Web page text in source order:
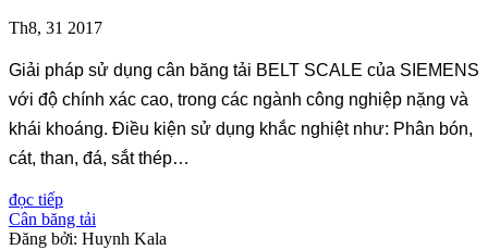
Th8, 31 2017
Giải pháp sử dụng cân băng tải BELT SCALE của SIEMENS
với độ chính xác cao, trong các ngành công nghiệp nặng và
khái khoáng. Điều kiện sử dụng khắc nghiệt như: Phân bón,
cát, than, đá, sắt thép…
đọc tiếp
Cân băng tải
Đăng bởi: Huynh Kala